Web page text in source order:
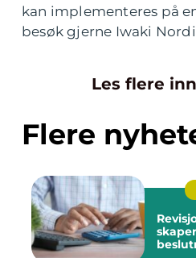
kan implementeres på
besøk gjerne Iwaki
Les flere
Flere